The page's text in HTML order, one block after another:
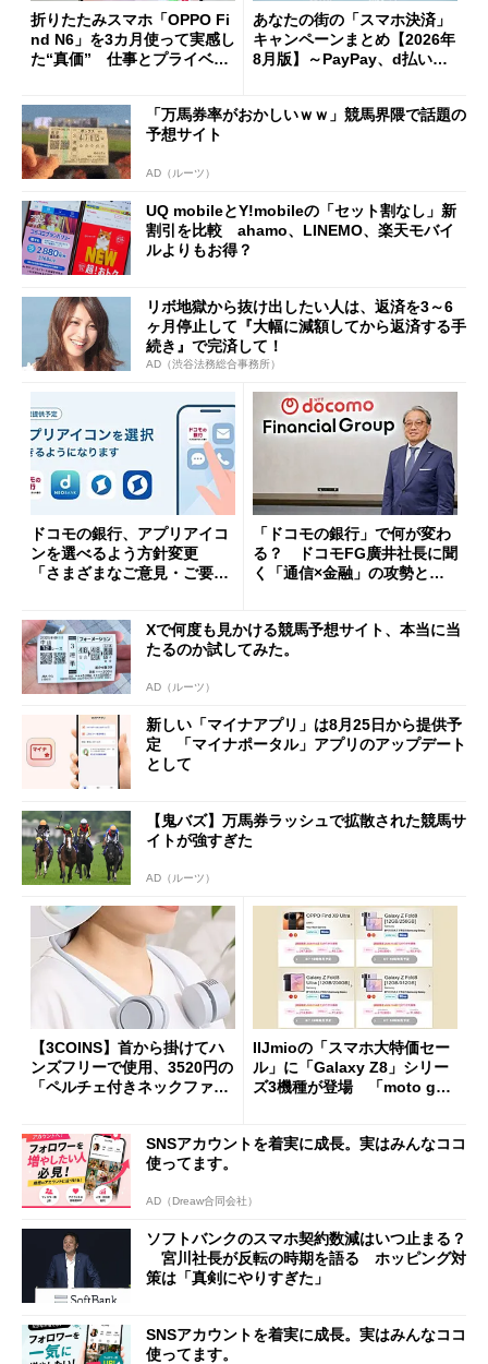
折りたたみスマホ「OPPO Fi
nd N6」を3カ月使って実感し
た“真価” 仕事とプライベー
あなたの街の「スマホ決済」
キャンペーンまとめ【2026年
8月版】～PayPay、d払い、a
「万馬券率がおかしいｗｗ」競馬界隈で話題の
予想サイト
AD（ルーツ）
UQ mobileとY!mobileの「セット割なし」新
割引を比較 ahamo、LINEMO、楽天モバイ
ルよりもお得？
リボ地獄から抜け出したい人は、返済を3～6
ヶ月停止して『大幅に減額してから返済する手
続き』で完済して！
AD（渋谷法務総合事務所）
ドコモの銀行、アプリアイコ
ンを選べるよう方針変更
「さまざまなご意見・ご要望
「ドコモの銀行」で何が変わ
る？ ドコモFG廣井社長に聞
く「通信×金融」の攻勢とグ
Xで何度も見かける競馬予想サイト、本当に当
たるのか試してみた。
AD（ルーツ）
新しい「マイナアプリ」は8月25日から提供予
定 「マイナポータル」アプリのアップデート
として
【鬼バズ】万馬券ラッシュで拡散された競馬サ
イトが強すぎた
AD（ルーツ）
【3COINS】首から掛けてハ
ンズフリーで使用、3520円の
「ペルチェ付きネックファ
IIJmioの「スマホ大特価セー
ル」に「Galaxy Z8」シリー
ズ3機種が登場 「moto g37
SNSアカウントを着実に成長。実はみんなココ
使ってます。
AD（Dreaw合同会社）
ソフトバンクのスマホ契約数減はいつ止まる？
宮川社長が反転の時期を語る ホッピング対
策は「真剣にやりすぎた」
SNSアカウントを着実に成長。実はみんなココ
使ってます。